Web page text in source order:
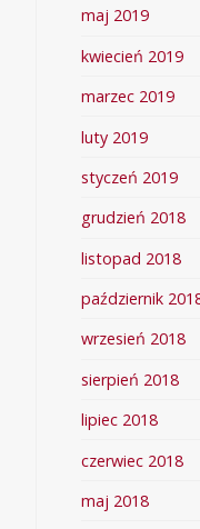
maj 2019
kwiecień 2019
marzec 2019
luty 2019
styczeń 2019
grudzień 2018
listopad 2018
październik
wrzesień 2018
sierpień 2018
lipiec 2018
czerwiec 2018
maj 2018